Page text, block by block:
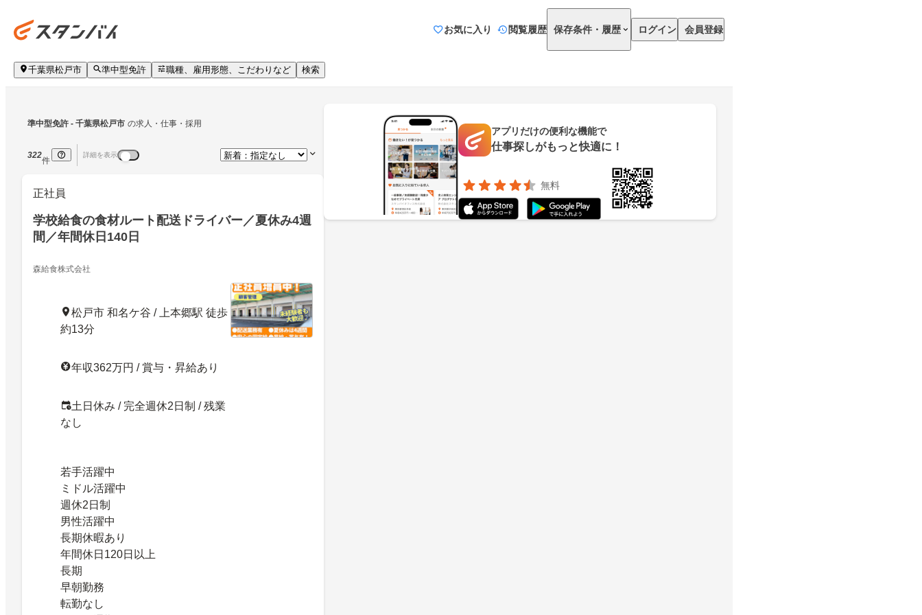
お気に入り 閲覧履歴 保存条件・履歴 ログイン 会員登録
千葉県松戸市 準中型免許 職種、雇用形態、こだわりなど 検索
準中型免許 - 千葉県松戸市 の求人・仕事・採用
322
件
詳細を表示
正社員
学校給食の食材ルート配送ドライバー／夏休み4週
間／年間休日140日
森給食株式会社
松戸市 和名ケ谷 / 上本郷駅 徒歩
約13分
年収362万円 / 賞与・昇給あり
土日休み / 完全週休2日制 / 残業
なし
若手活躍中
ミドル活躍中
週休2日制
男性活躍中
長期休暇あり
年間休日120日以上
長期
早朝勤務
転勤なし
アプリだけの便利な機能で
仕事探しがもっと快適に！
無料